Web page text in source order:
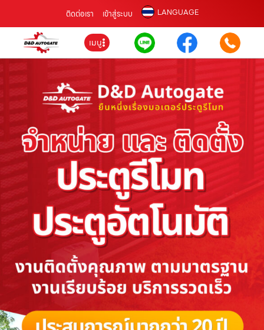
ติดต่อเรา เข้าสู่ระบบ LANGUAGE
เมนู